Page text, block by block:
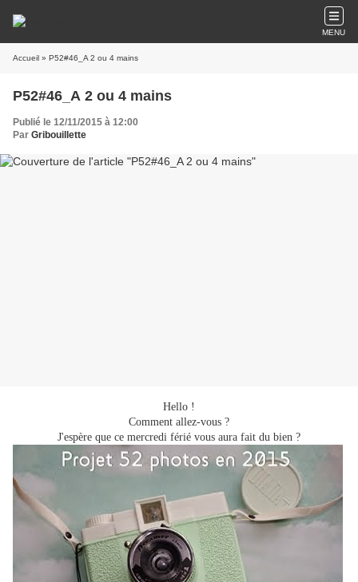
MENU
Accueil » P52#46_A 2 ou 4 mains
P52#46_A 2 ou 4 mains
Publié le 12/11/2015 à 12:00
Par Gribouillette
Hello !
Comment allez-vous ?
J'espère que ce mercredi férié vous aura fait du bien ?